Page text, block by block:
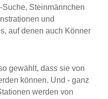
Steinmännchen
und
auf denen auch Könner
gewählt, dass sie von
können. Und - ganz
werden von